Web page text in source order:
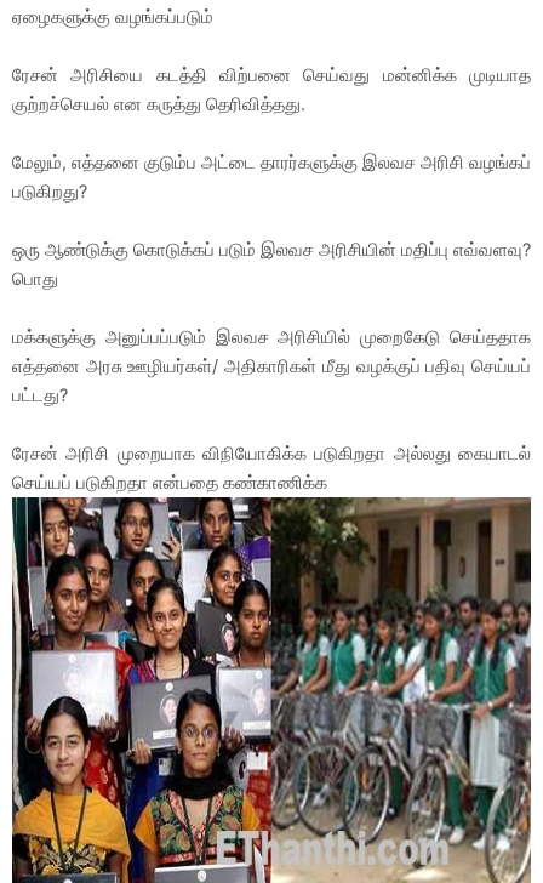
ஏழைகளுக்கு வழங்கப்படும்
ரேசன் அரிசியை கடத்தி விற்பனை செய்வது மன்னிக்க முடியாத
குற்றச்செயல் என கருத்து தெரிவித்தது.
மேலும், எத்தனை குடும்ப அட்டை தாரர்களுக்கு இலவச அரிசி வழங்கப்
படுகிறது?
ஒரு ஆண்டுக்கு கொடுக்கப் படும் இலவச அரிசியின் மதிப்பு எவ்வளவு?
பொது
மக்களுக்கு அனுப்பப்படும் இலவச அரிசியில் முறைகேடு செய்ததாக
எத்தனை அரசு ஊழியர்கள்/ அதிகாரிகள் மீது வழக்குப் பதிவு செய்யப்
பட்டது?
ரேசன் அரிசி முறையாக விநியோகிக்க படுகிறதா அல்லது கையாடல்
செய்யப் படுகிறதா என்பதை கண்காணிக்க